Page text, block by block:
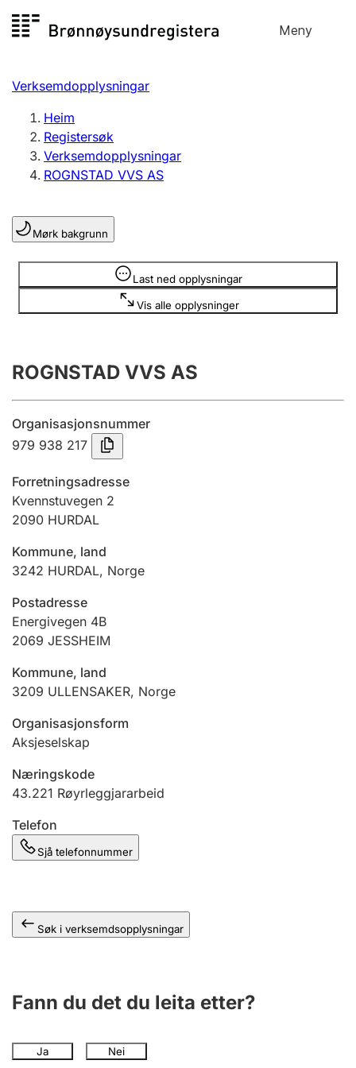
til
Meny
Registersøk
Aksjeselskap
Enkeltpersonføretak
Registrere, endre, slette
Lag og foreining
Registrere, endre, slette
Årsrekneskap
Innsending og forseinkingsgebyr
Tinglysing
Jeger
Ektepaktrettleiaren
Verksemdopplysningar
Heim
Registersøk
Verksemdopplysningar
ROGNSTAD VVS AS
Mørk bakgrunn
Last ned opplysningar
Vis alle opplysninger
Opplysninger er skjult
ROGNSTAD VVS AS
Organisasjonsnummer
979 938 217
Forretningsadresse
Kvennstuvegen 2
2090 HURDAL
Kommune, land
3242 HURDAL, Norge
Postadresse
Energivegen 4B
2069 JESSHEIM
Kommune, land
3209 ULLENSAKER, Norge
Organisasjonsform
Aksjeselskap
Næringskode
43.221 Røyrleggjararbeid
Telefon
Sjå telefonnummer
Søk i verksemdsopplysningar
Fann du det du leita etter?
Ja Nei